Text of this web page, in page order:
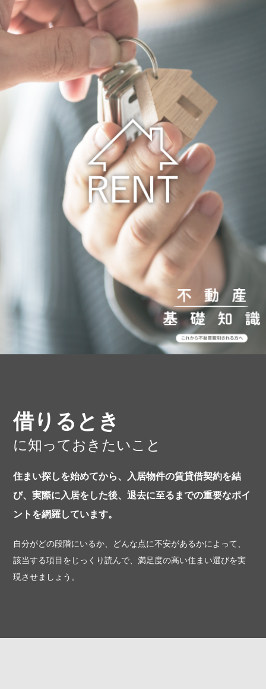
借りるとき
に知っておきたいこと
住まい探しを始めてから、入居物件の賃貸借契約を結
び、実際に入居をした後、退去に至るまでの重要なポイ
ントを網羅しています。
自分がどの段階にいるか、どんな点に不安があるかによって、
該当する項目をじっくり読んで、満足度の高い住まい選びを実
現させましょう。